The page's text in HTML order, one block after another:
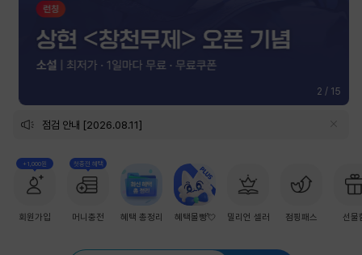
2 / 15
점검 안내 [2026.08.11]
+1,000원
회원가입
첫충전 혜택
머니충전 혜택 총정리 혜택몰빵💘 밀리언 셀러 점핑패스 선물